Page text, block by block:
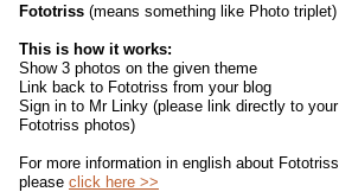
Fototriss (means something like Photo triplet)
This is how it works:
Show 3 photos on the given theme
Link back to Fototriss from your blog
Sign in to Mr Linky (please link directly to your
Fototriss photos)
For more information in english about Fototriss,
please click here >>